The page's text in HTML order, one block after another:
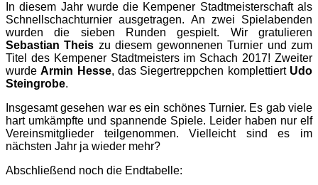
In diesem Jahr wurde die Kempener Stadtmeisterschaft als
Schnellschachturnier ausgetragen. An zwei Spielabenden
wurden die sieben Runden gespielt. Wir gratulieren
Sebastian Theis zu diesem gewonnenen Turnier und zum
Titel des Kempener Stadtmeisters im Schach 2017! Zweiter
wurdeArmin Hesse, das Siegertreppchen komplettiert Udo
Steingrobe.
Insgesamt gesehen war es ein schönes Turnier. Es gab viele
hart umkämpfte und spannende Spiele. Leider haben nur elf
Vereinsmitglieder teilgenommen. Vielleicht sind es im
nächsten Jahr ja wieder mehr?
Abschließend noch die Endtabelle: